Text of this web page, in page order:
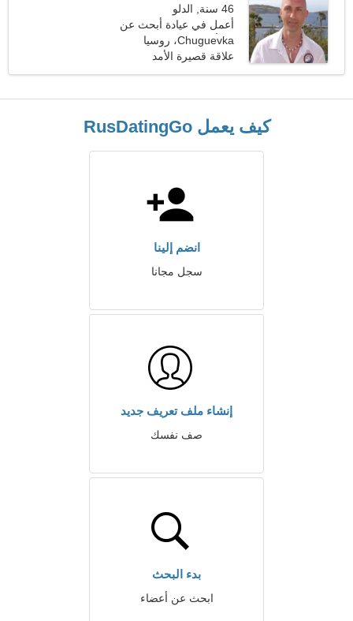
46 سنة, الدلو
أعمل في عيادة أبحث عن
امرأة مؤنسة
Chuguevka، روسيا
علاقة قصيرة الأمد
كيف يعمل RusDatingGo
انضم إلينا
سجل مجانا
إنشاء ملف تعريف جديد
صف نفسك
بدء البحث
ابحث عن أعضاء